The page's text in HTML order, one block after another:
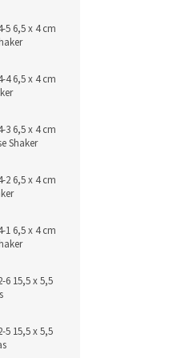
5 6,5 x 4 cm
4 6,5 x 4 cm
3 6,5 x 4 cm
Shaker
2 6,5 x 4 cm
1 6,5 x 4 cm
6 15,5 x 5,5
5 15,5 x 5,5